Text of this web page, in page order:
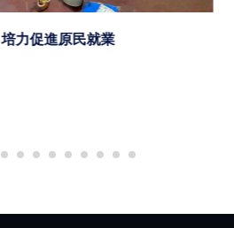
草衙分館打造32號生活實驗